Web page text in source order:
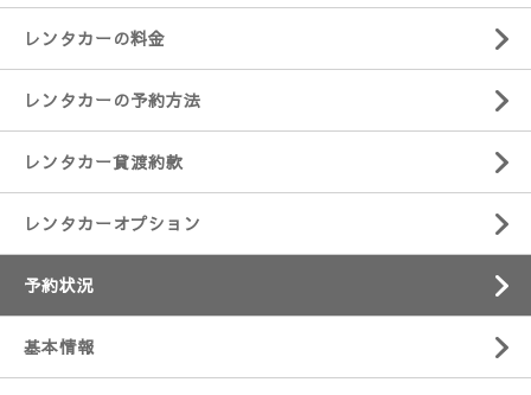
レンタカーの料金
レンタカーの予約方法
レンタカー貸渡約款
レンタカーオプション
予約状況
基本情報